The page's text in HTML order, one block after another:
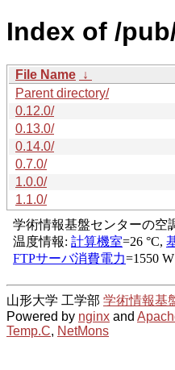
Index of /
File Name ↓
Parent directory/
0.12.0/
0.13.0/
0.14.0/
0.7.0/
1.0.0/
1.1.0/
山形大学 工学部 学術情報基
Powered by nginx and
Temp.C, NetMons